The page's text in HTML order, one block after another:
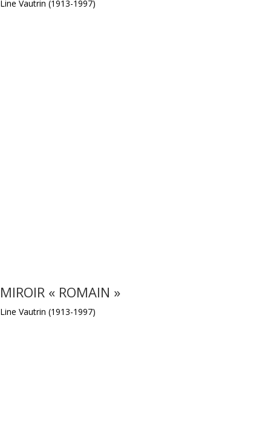
Line Vautrin (1913-1997)
MIROIR « ROMAIN »
Line Vautrin (1913-1997)